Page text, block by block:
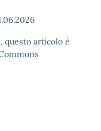
questo articolo è